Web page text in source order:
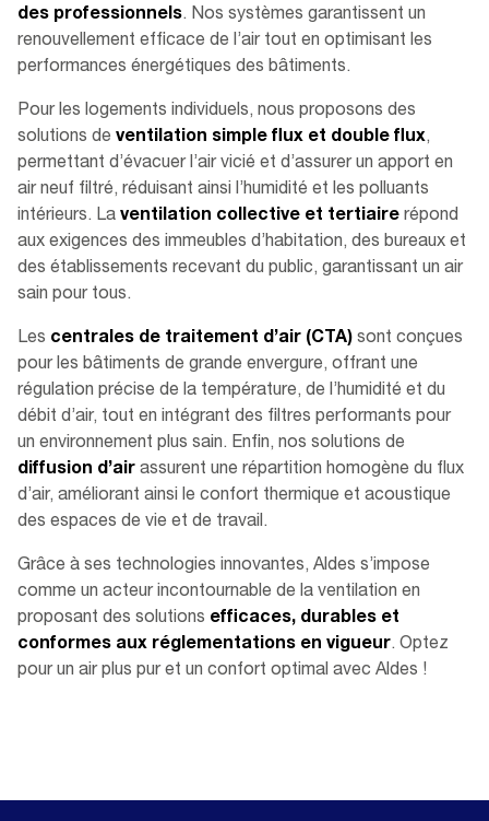
des professionnels. Nos systèmes garantissent un
renouvellement efficace de l’air tout en optimisant les
performances énergétiques des bâtiments.
Pour les logements individuels, nous proposons des
solutions de ventilation simple flux et double flux,
permettant d’évacuer l’air vicié et d’assurer un apport en
air neuf filtré, réduisant ainsi l’humidité et les polluants
intérieurs. La ventilation collective et tertiaire répond
aux exigences des immeubles d’habitation, des bureaux et
des établissements recevant du public, garantissant un air
sain pour tous.
Les centrales de traitement d’air (CTA) sont conçues
pour les bâtiments de grande envergure, offrant une
régulation précise de la température, de l’humidité et du
débit d’air, tout en intégrant des filtres performants pour
un environnement plus sain. Enfin, nos solutions de
diffusion d’air assurent une répartition homogène du flux
d’air, améliorant ainsi le confort thermique et acoustique
des espaces de vie et de travail.
Grâce à ses technologies innovantes, Aldes s’impose
comme un acteur incontournable de la ventilation en
proposant des solutions efficaces, durables et
conformes aux réglementations en vigueur. Optez
pour un air plus pur et un confort optimal avec Aldes !